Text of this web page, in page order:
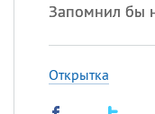
Запомнил бы
Открытка